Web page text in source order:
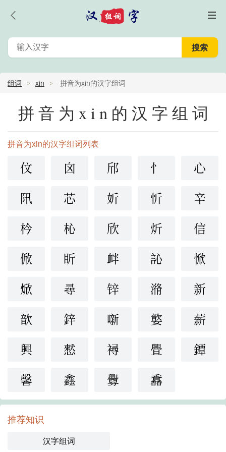
组词 xin 拼音为xin的汉字组词
拼音为xin的汉字组词
拼音为xin的汉字组词列表
伩 囟 邤 忄
心
阠
芯 妡 忻
辛
枔
杺 欣 炘
信
俽
盺 衅 訫
惞
焮
尋 锌 潃
新
歆
鋅 噺 嬜
薪
興
憖 襑 舋
鐔
馨
鑫 釁 馫
推荐知识
汉字组词